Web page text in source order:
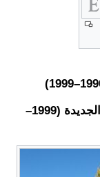
التوسع المستمر والنجاح في الألفية الجديدة (1999–